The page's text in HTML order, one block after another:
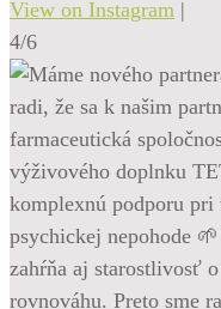
View on Instagram |
4/6